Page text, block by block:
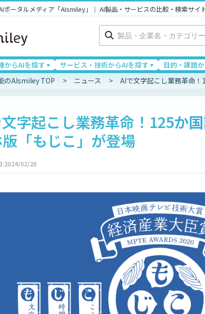
ポータルメディア「AIsmiley」｜ AI製品・サービスの比較・検索サイ
検
索:
からAIを探す サービス・技術からAIを探す 目的・課題
のAIsmiley TOP ニュース AIで文字起こし業務革命
字起こし業務革命！125か
「もじこ」が登場
:2024/02/20